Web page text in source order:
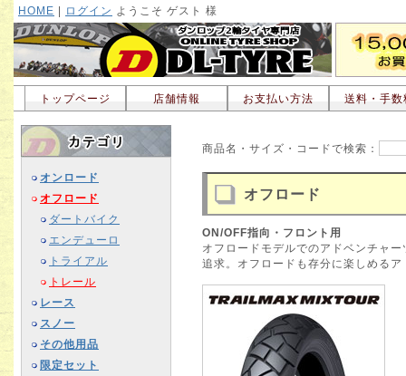
HOME | ログイン ようこそ ゲスト 様
トップページ 店舗情報 お支払い方法 送料・手数
オンロード
オフロード
ダートバイク
エンデューロ
トライアル
トレール
レース
スノー
その他用品
限定セット
商品名・サイズ・コードで検索：
オフロード
ON/OFF指向・フロント用
オフロードモデルでのアドベンチャ
追求。オフロードも存分に楽しめる